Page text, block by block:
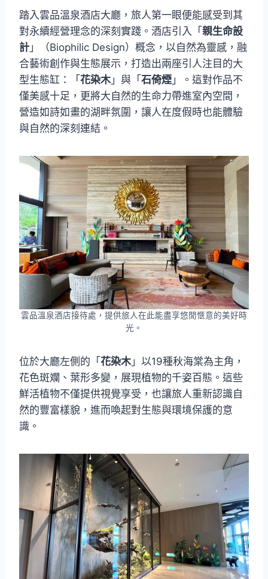
踏入雲品溫泉酒店大廳，旅人第一眼便能感受到其
對永續經營理念的深刻實踐。酒店引入「親生命設
計 」（Biophilic Design）概念，以自然為靈感，融
合藝術創作與生態展示，打造出兩座引人注目的大
型生態缸：「花染木」與「石倚煙 」。這對作品不
僅美感十足，更將大自然的生命力帶進室內空間，
營造如詩如畫的湖畔氛圍，讓人在度假時也能體驗
與自然的深刻連結。
雲品溫泉酒店接待處，提供旅人在此能盡享悠閒愜意的美好時
光。
位於大廳左側的「花染木」以19種秋海棠為主角，
花色斑斕、葉形多變，展現植物的千姿百態。這些
鮮活植物不僅提供視覺享受，也讓旅人重新認識自
然的豐富樣貌，進而喚起對生態與環境保護的意
識。